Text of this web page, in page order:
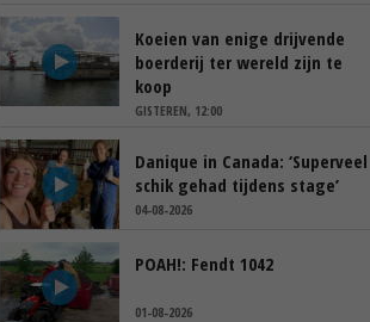
Koeien van enige drijvende
boerderij ter wereld zijn te
koop
GISTEREN, 12:00
Danique in Canada: ‘Superveel
schik gehad tijdens stage’
04-08-2026
POAH!: Fendt 1042
01-08-2026